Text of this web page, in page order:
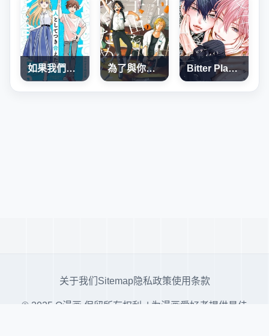
如果我們能以人的身份相處 為了與你在宇宙行走 Bitter Playmate
关于我们 Sitemap隐私政策使用条款
© 2025 Q漫画 保留所有权利. | 为漫画爱好者提供最佳